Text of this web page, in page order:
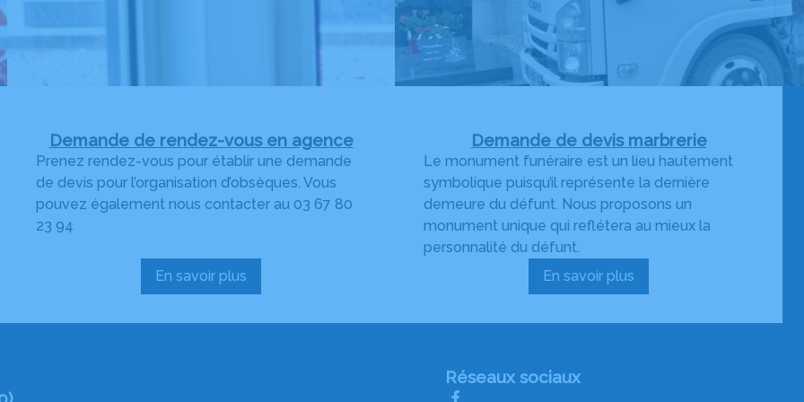
Demande de rendez-vous en agence
Prenez rendez-vous pour établir une demande
de devis pour l’organisation d’obsèques. Vous
pouvez également nous contacter au 03 67 80
23 94
En savoir plus
:
de
Demande de devis marbrerie
Le monument funéraire est un lieu hautement
symbolique puisqu’il représente la dernière
demeure du défunt. Nous proposons un
monument unique qui reflétera au mieux la
personnalité du défunt.
En savoir plus
:
de
Réseaux sociaux